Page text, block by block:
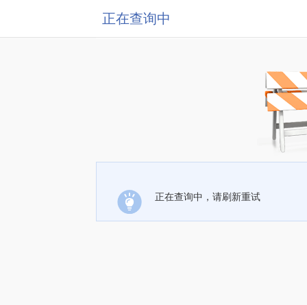
正在查询中
正在查询中，请刷新重试